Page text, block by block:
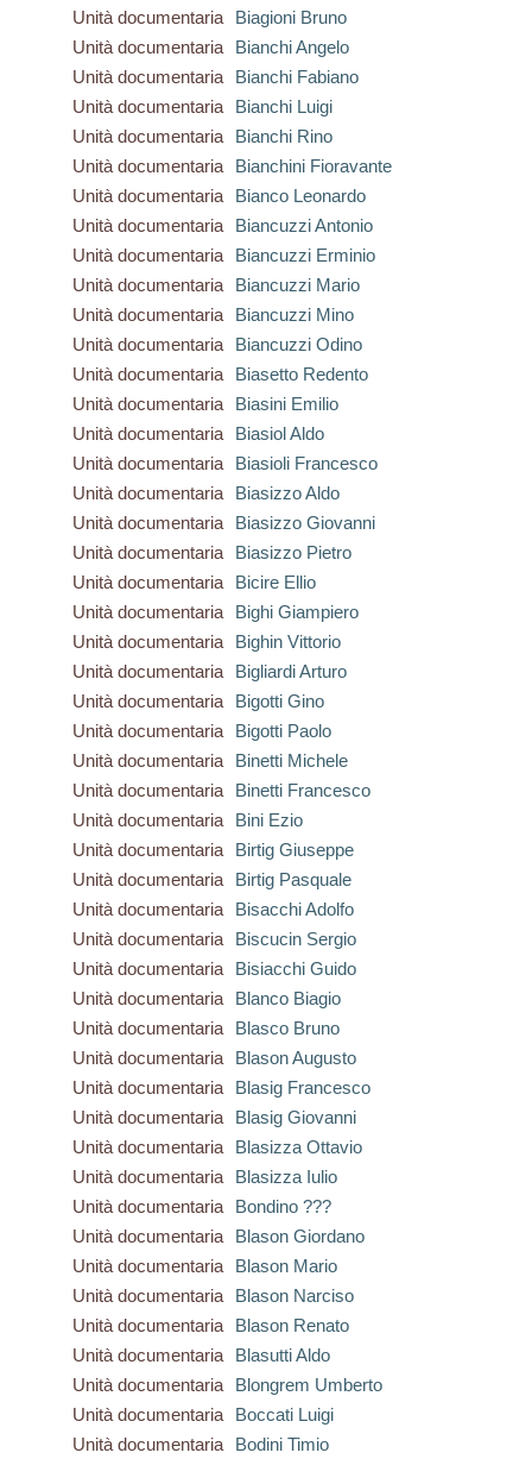
Unità documentaria
Biagioni Bruno
Unità documentaria
Bianchi Angelo
Unità documentaria
Bianchi Fabiano
Unità documentaria
Bianchi Luigi
Unità documentaria
Bianchi Rino
Unità documentaria
Bianchini Fioravante
Unità documentaria
Bianco Leonardo
Unità documentaria
Biancuzzi Antonio
Unità documentaria
Biancuzzi Erminio
Unità documentaria
Biancuzzi Mario
Unità documentaria
Biancuzzi Mino
Unità documentaria
Biancuzzi Odino
Unità documentaria
Biasetto Redento
Unità documentaria
Biasini Emilio
Unità documentaria
Biasiol Aldo
Unità documentaria
Biasioli Francesco
Unità documentaria
Biasizzo Aldo
Unità documentaria
Biasizzo Giovanni
Unità documentaria
Biasizzo Pietro
Unità documentaria
Bicire Ellio
Unità documentaria
Bighi Giampiero
Unità documentaria
Bighin Vittorio
Unità documentaria
Bigliardi Arturo
Unità documentaria
Bigotti Gino
Unità documentaria
Bigotti Paolo
Unità documentaria
Binetti Michele
Unità documentaria
Binetti Francesco
Unità documentaria
Bini Ezio
Unità documentaria
Birtig Giuseppe
Unità documentaria
Birtig Pasquale
Unità documentaria
Bisacchi Adolfo
Unità documentaria
Biscucin Sergio
Unità documentaria
Bisiacchi Guido
Unità documentaria
Blanco Biagio
Unità documentaria
Blasco Bruno
Unità documentaria
Blason Augusto
Unità documentaria
Blasig Francesco
Unità documentaria
Blasig Giovanni
Unità documentaria
Blasizza Ottavio
Unità documentaria
Blasizza Iulio
Unità documentaria
Bondino ???
Unità documentaria
Blason Giordano
Unità documentaria
Blason Mario
Unità documentaria
Blason Narciso
Unità documentaria
Blason Renato
Unità documentaria
Blasutti Aldo
Unità documentaria
Blongrem Umberto
Unità documentaria
Boccati Luigi
Unità documentaria
Bodini Timio